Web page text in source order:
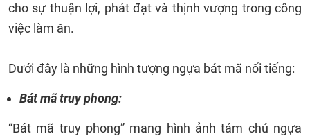
cho sự thuận lợi, phát đạt và thịnh vượng trong công
việc làm ăn.
Dưới đây là những hình tượng ngựa bát mã nổi tiếng:
Bát mã truy phong:
“Bát mã truy phong” mang hình ảnh tám chú ngựa